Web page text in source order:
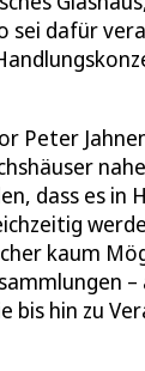
dafür
Peter
dass es in
kaum
hin zu